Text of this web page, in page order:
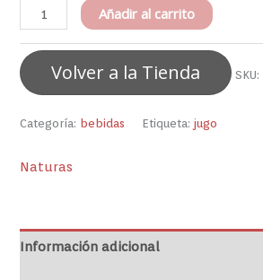
Añadir al carrito
Volver a la Tienda SKU:
Categoría: bebidas Etiqueta:jugo
Naturas
Información adicional